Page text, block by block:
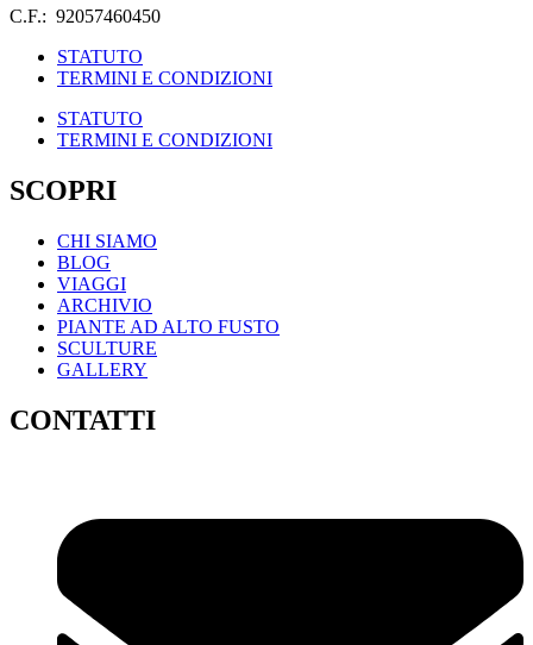
C.F.: 92057460450
STATUTO
TERMINI E CONDIZIONI
STATUTO
TERMINI E CONDIZIONI
SCOPRI
CHI SIAMO
BLOG
VIAGGI
ARCHIVIO
PIANTE AD ALTO FUSTO
SCULTURE
GALLERY
CONTATTI